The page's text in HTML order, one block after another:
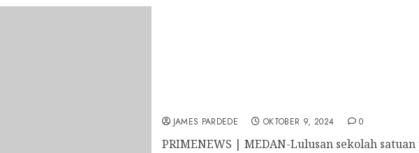
JAMES PARDEDE OKTOBER 9, 2024 0
PRIMENEWS | MEDAN-Lulusan sekolah